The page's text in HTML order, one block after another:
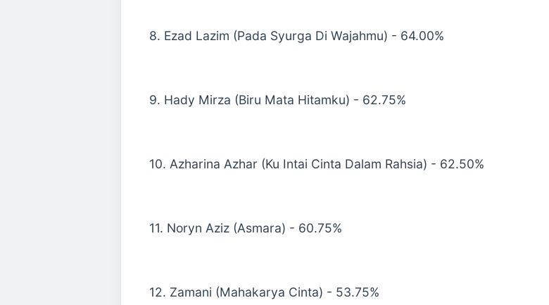
8. Ezad Lazim (Pada Syurga Di Wajahmu) - 64.00%
9. Hady Mirza (Biru Mata Hitamku) - 62.75%
10. Azharina Azhar (Ku Intai Cinta Dalam Rahsia) - 62.50%
11. Noryn Aziz (Asmara) - 60.75%
12. Zamani (Mahakarya Cinta) - 53.75%